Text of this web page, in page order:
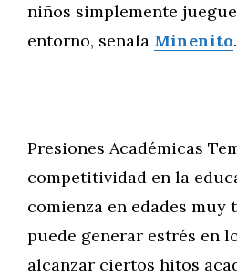
niños simplemente
entorno, señala Minenito.
Presiones Académicas
competitividad en la
comienza en edades muy
puede generar estrés en
alcanzar ciertos hitos